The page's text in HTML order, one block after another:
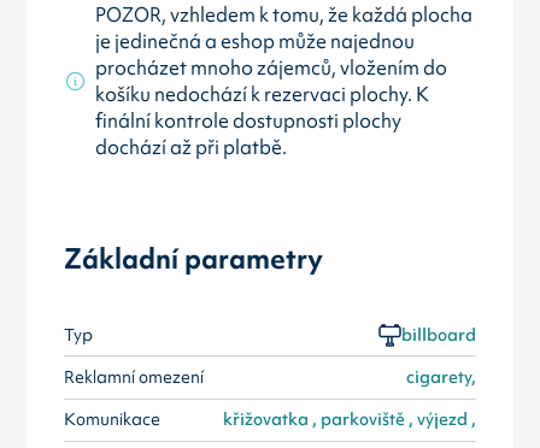
POZOR, vzhledem k tomu, že každá plocha
je jedinečná a eshop může najednou
procházet mnoho zájemců, vložením do
košíku nedochází k rezervaci plochy. K
finální kontrole dostupnosti plochy
dochází až při platbě.
Základní parametry
Typ
billboard
Reklamní omezení
cigarety,
Komunikace
křižovatka , parkoviště , výjezd ,